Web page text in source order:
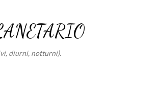
diurni, notturni).